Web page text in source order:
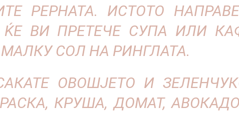
РЕРНАТА. ИСТОТО
ЌЕ ВИ ПРЕТЕЧЕ СУПА ИЛИ
МАЛКУ СОЛ НА РИНГЛАТА.
ОВОШЈЕТО И
КРУША, ДОМАТ,